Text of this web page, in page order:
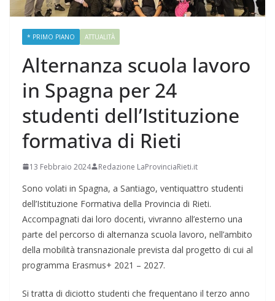
* PRIMO PIANO ATTUALITÀ
Alternanza scuola lavoro
in Spagna per 24
studenti dell’Istituzione
formativa di Rieti
13 Febbraio 2024 Redazione LaProvinciaRieti.it
Sono volati in Spagna, a Santiago, ventiquattro studenti
dell’Istituzione Formativa della Provincia di Rieti.
Accompagnati dai loro docenti, vivranno all’esterno una
parte del percorso di alternanza scuola lavoro, nell’ambito
della mobilità transnazionale prevista dal progetto di cui al
programma Erasmus+ 2021 – 2027.
Si tratta di diciotto studenti che frequentano il terzo anno